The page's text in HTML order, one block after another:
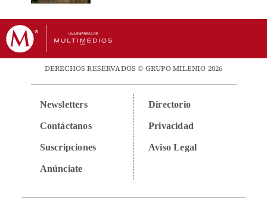
DERECHOS RESERVADOS © GRUPO MILENIO 2026
Newsletters
Contáctanos
Suscripciones
Anúnciate
Directorio
Privacidad
Aviso Legal